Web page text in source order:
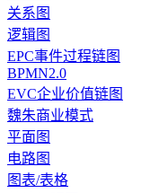
关系图
逻辑图
EPC事件过程链图
BPMN2.0
EVC企业价值链图
魏朱商业模式
平面图
电路图
图表/表格